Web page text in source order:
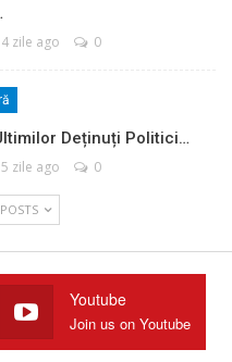
4 zile ago 0
Deținuți Politici…
5 zile ago 0
Youtube
Join us on Youtube